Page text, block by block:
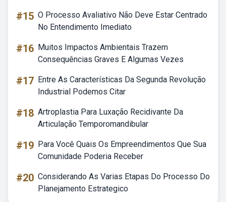
#15 O Processo Avaliativo Não Deve Estar Centrado
No Entendimento Imediato
#16 Muitos Impactos Ambientais Trazem
Consequências Graves E Algumas Vezes
#17 Entre As Características Da Segunda Revolução
Industrial Podemos Citar
#18 Artroplastia Para Luxação Recidivante Da
Articulação Temporomandibular
#19 Para Você Quais Os Empreendimentos Que Sua
Comunidade Poderia Receber
#20 Considerando As Varias Etapas Do Processo Do
Planejamento Estrategico